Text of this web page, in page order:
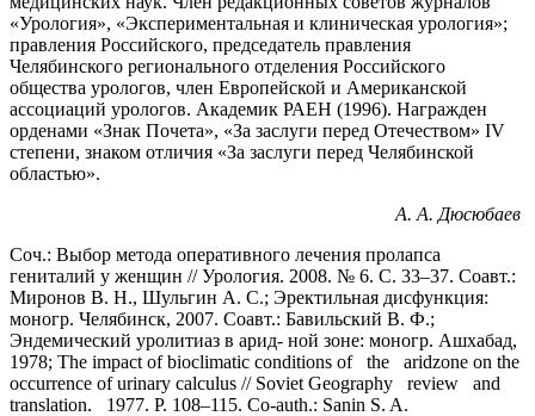
«Урология», «Экспериментальная и клиническая урология»;
правления Российского, председатель правления
Челябинского регионального отделения Российского
общества урологов, член Европейской и Американской
ассоциаций урологов. Академик РАЕН (1996). Награжден
орденами «Знак Почета», «За заслуги перед Отечеством» IV
степени, знаком отличия «За заслуги перед Челябинской
областью».
А. А. Дюсюбаев
Соч.: Выбор метода оперативного лечения пролапса
гениталий у женщин // Урология. 2008. № 6. С. 33–37. Соавт.:
Миронов В. Н., Шульгин А. С.; Эректильная дисфункция:
моногр. Челябинск, 2007. Соавт.: Бавильский В. Ф.;
Эндемический уролитиаз в арид- ной зоне: моногр. Ашхабад,
1978; The impact of bioclimatic conditions of the aridzone on the
occurrence of urinary calculus // Soviet Geography review and
translation. 1977. Р. 108–115. Co-auth.: Sanin S. A.